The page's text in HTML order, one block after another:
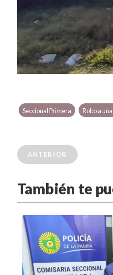
Seccional Primera Robo a
ANTERIOR
También te